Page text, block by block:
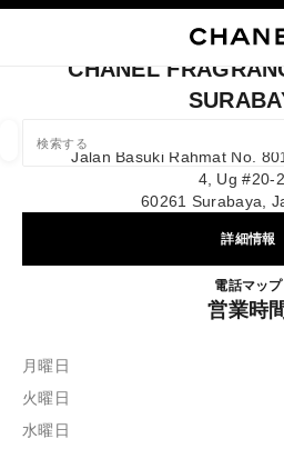
店舗の検
この検索バーの下に候補が表示
ブティックカードを閉じる CHANEL
CHANEL
Jalan Basuki Rahmat No.
4, Ug #20-
60261 Surabaya,
詳細情報
電話マップ
営業時
月曜日
火曜日
水曜日
以下に関するフィルター結果：
アイウェア